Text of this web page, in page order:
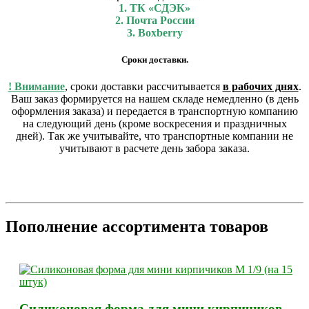
1. ТК «СДЭК»
2. Почта России
3. Boxberry
Сроки доставки.
! Внимание, сроки доставки рассчитывается в рабочих днях.
Ваш заказ формируется на нашем складе немедленно (в день
оформления заказа) и передается в транспортную компанию
на следующий день (кроме воскресения и праздничных
дней). Так же учитывайте, что транспортные компании не
учитывают в расчете день забора заказа.
Пополнение ассортимента товаров